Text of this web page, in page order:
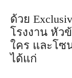
ด้วย
โรงงาน หัว
ใคร และโซ
ได้แก่